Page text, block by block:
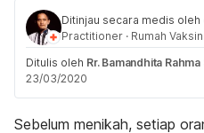
Ditinjau secara medis oleh
Practitioner · Rumah
Ditulis oleh Rr. Bamandhita Rahma
23/03/2020
Sebelum menikah, setiap